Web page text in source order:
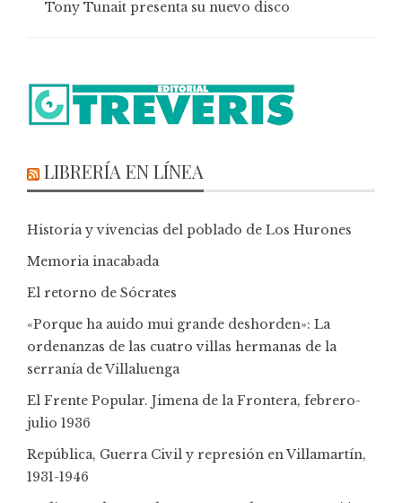
Tony Tunait presenta su nuevo disco
LIBRERÍA EN LÍNEA
Historia y vivencias del poblado de Los Hurones
Memoria inacabada
El retorno de Sócrates
«Porque ha auido mui grande deshorden»: La
ordenanzas de las cuatro villas hermanas de la
serranía de Villaluenga
El Frente Popular. Jimena de la Frontera, febrero-
julio 1936
República, Guerra Civil y represión en Villamartín,
1931-1946